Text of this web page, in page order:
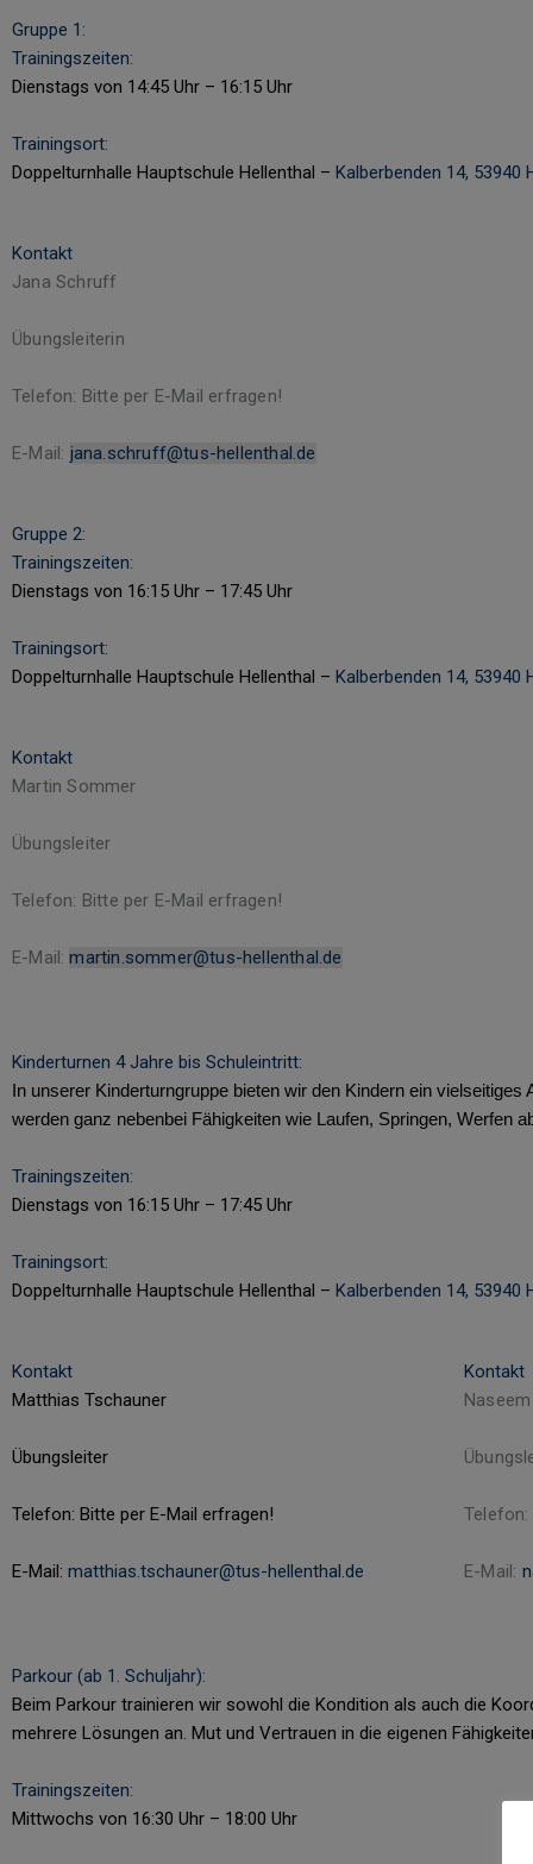
Gruppe 1:
Trainingszeiten:
Dienstags von 14:45 Uhr – 16:15 Uhr
Trainingsort:
Doppelturnhalle Hauptschule Hellenthal – Kalberbenden 14, 53940
Kontakt
Jana Schruff
Übungsleiterin
Telefon: Bitte per E-Mail erfragen!
E-Mail: jana.schruff@tus-hellenthal.de
Gruppe 2:
Trainingszeiten:
Dienstags von 16:15 Uhr – 17:45 Uhr
Trainingsort:
Doppelturnhalle Hauptschule Hellenthal – Kalberbenden 14, 53940
Kontakt
Martin Sommer
Übungsleiter
Telefon: Bitte per E-Mail erfragen!
E-Mail: martin.sommer@tus-hellenthal.de
Kinderturnen 4 Jahre bis Schuleintritt:
In unserer Kinderturngruppe bieten wir den Kindern ein
werden ganz nebenbei Fähigkeiten wie Laufen, Springen, Werfen
Trainingszeiten:
Dienstags von 16:15 Uhr – 17:45 Uhr
Trainingsort:
Doppelturnhalle Hauptschule Hellenthal – Kalberbenden 14, 53940
Kontakt
Matthias Tschauner
Übungsleiter
Telefon: Bitte per E-Mail erfragen!
E-Mail: matthias.tschauner@tus-hellenthal.de
Kontakt
E-Mail:
Parkour (ab 1. Schuljahr):
Beim Parkour trainieren wir sowohl die Kondition als auch die
mehrere Lösungen an. Mut und Vertrauen in die eigenen
Trainingszeiten:
Mittwochs von 16:30 Uhr – 18:00 Uhr